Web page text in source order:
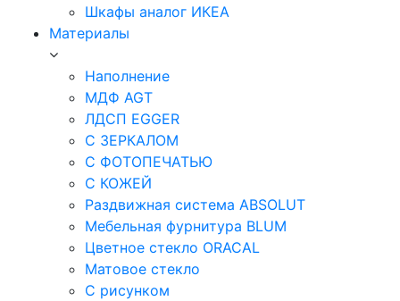
Шкафы аналог ИКЕА
Материалы
Наполнение
МДФ AGT
ЛДСП EGGER
С ЗЕРКАЛОМ
С ФОТОПЕЧАТЬЮ
С КОЖЕЙ
Раздвижная система ABSOLUT
Мебельная фурнитура BLUM
Цветное стекло ORACAL
Матовое стекло
C рисунком